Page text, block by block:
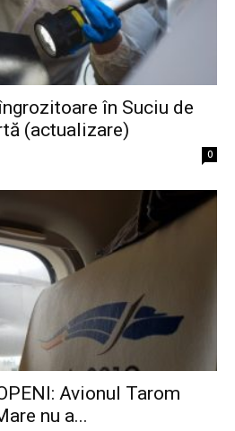
în Suciu de
(actualizare)
0
Avionul Tarom
nu a...